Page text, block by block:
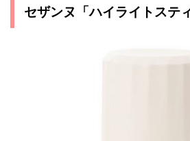
セザンヌ「ハイライトステ